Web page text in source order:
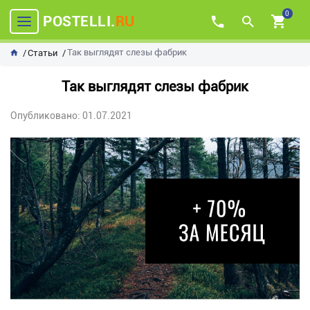
POSTELLI.RU 0
Статьи Так выглядят слезы фабрик
Так выглядят слезы фабрик
Опубликовано: 01.07.2021